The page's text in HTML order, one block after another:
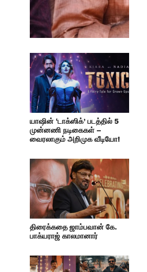
யாஷின் ‘டாக்ஸிக்’ படத்தில் 5
முன்னணி நடிகைகள் –
வைரலாகும் அறிமுக வீடியோ!
திரைக்கதை ஜாம்பவான் கே.
பாக்யராஜ் காலமானார்